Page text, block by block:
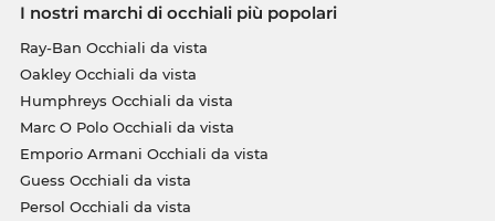
I nostri marchi di occhiali più popolari
Ray-Ban Occhiali da vista
Oakley Occhiali da vista
Humphreys Occhiali da vista
Marc O Polo Occhiali da vista
Emporio Armani Occhiali da vista
Guess Occhiali da vista
Persol Occhiali da vista